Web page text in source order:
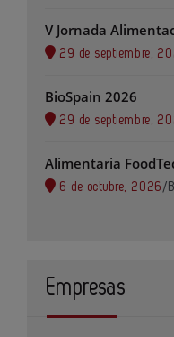
V Jornada
29 de septiembre,
BioSpain 2026
29 de septiembre,
Alimentaria
6 de octubre, 2026 /
Empresas